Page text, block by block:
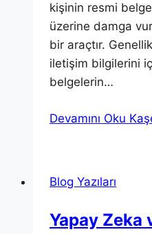
kişinin resmi
üzerine damga
bir araçtır.
iletişim bilgilerini
belgelerin…
Devamını Oku
Blog Yazıları
Yapay Zeka